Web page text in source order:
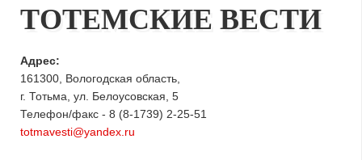
ТОТЕМСКИЕ ВЕСТИ
Адрес:
161300, Вологодская область,
г. Тотьма, ул. Белоусовская, 5
Телефон/факс - 8 (8-1739) 2-25-51
totmavesti@yandex.ru